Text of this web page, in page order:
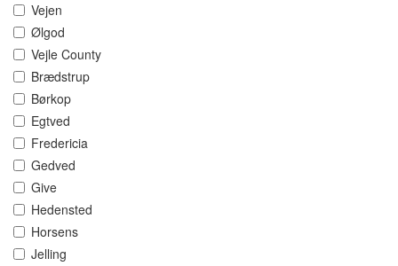
Vejen
Ølgod
Vejle County
Brædstrup
Børkop
Egtved
Fredericia
Gedved
Give
Hedensted
Horsens
Jelling